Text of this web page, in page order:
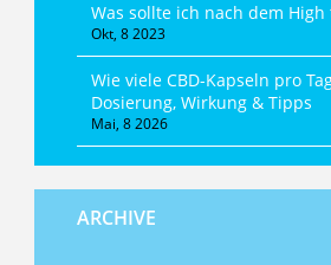
Was sollte ich nach dem High
Okt, 8 2023
Wie viele CBD-Kapseln pro
Dosierung, Wirkung & Tipps
Mai, 8 2026
ARCHIVE